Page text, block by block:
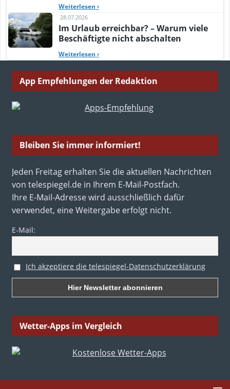
Weiterlesen ›
28.07.2026
Im Urlaub erreichbar? – Warum viele
Beschäftigte nicht abschalten
Weiterlesen ›
App Empfehlungen der Redaktion
Bleiben Sie immer informiert!
Jeden Freitag erhalten Sie die aktuellen Nachrichten
von telespiegel.de in Ihrem E-Mail-Postfach.
Ihre E-Mail-Adresse wird ausschließlich dafür
verwendet, eine Weitergabe erfolgt nicht.
E-Mail:
Ich akzeptiere die telespiegel-Datenschutzerklärung
Wetter-Apps im Vergleich